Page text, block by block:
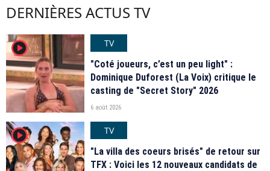
DERNIÈRES ACTUS TV
player2
TV
"Coté joueurs, c’est un peu light" :
Dominique Duforest (La Voix) critique le
casting de "Secret Story" 2026
6 août 2026
player2
TV
"La villa des coeurs brisés" de retour sur
TFX : Voici les 12 nouveaux candidats de